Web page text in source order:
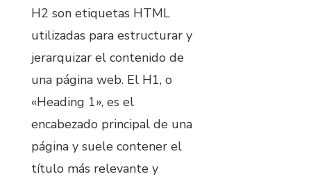
H2 son etiquetas HTML
utilizadas para estructurar y
jerarquizar el contenido de
una página web. El H1, o
«Heading 1», es el
encabezado principal de una
página y suele contener el
título más relevante y